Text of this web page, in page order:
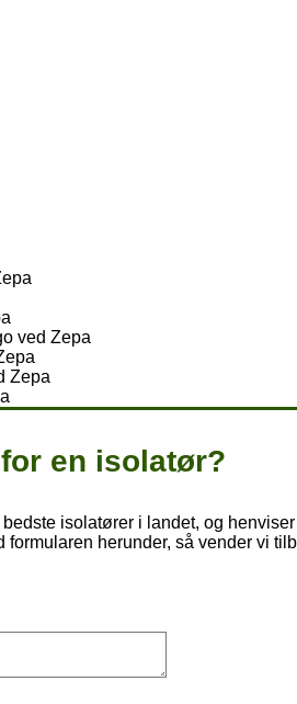
en isolatør?
isolatører i landet, og
formularen herunder, så vender vi